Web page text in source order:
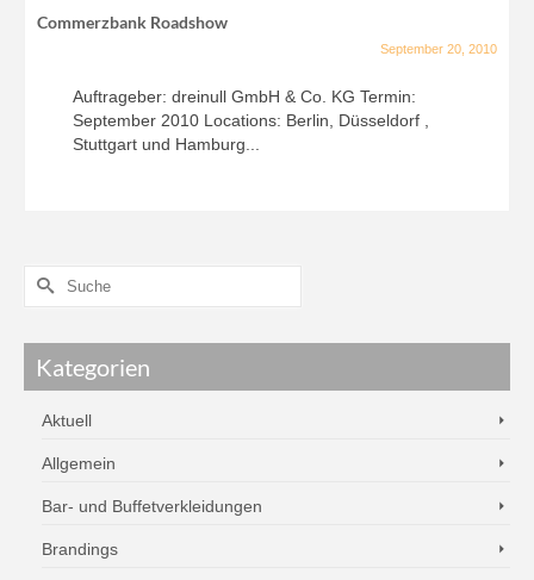
Commerzbank Roadshow
September 20, 2010
Auftrageber: dreinull GmbH & Co. KG Termin:
September 2010 Locations: Berlin, Düsseldorf ,
Stuttgart und Hamburg...
Kategorien
Aktuell
Allgemein
Bar- und Buffetverkleidungen
Brandings